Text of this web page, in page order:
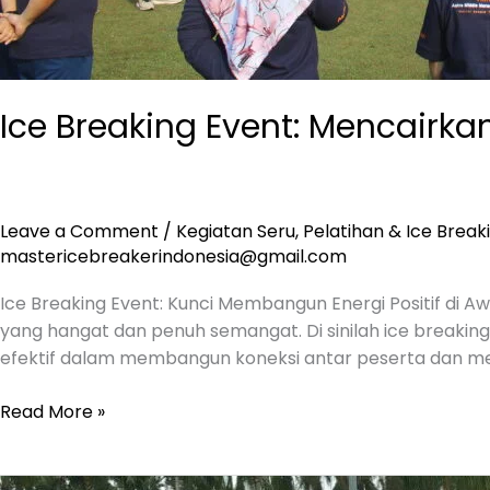
Ice Breaking Event:
Leave a Comment / Kegiatan Seru, Pelatihan & Ice
mastericebreakerindonesia@gmail.com
Ice Breaking Event: Kunci Membangun Energi Positif di
yang hangat dan penuh semangat. Di sinilah ice
efektif dalam membangun koneksi antar peserta dan
Read More »